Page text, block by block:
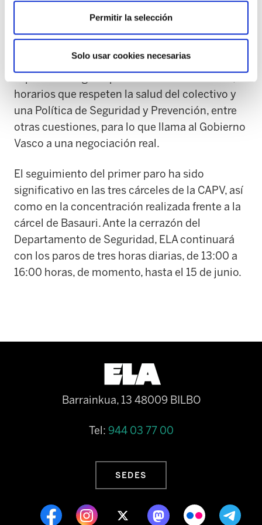
Permitir la selección
Solo usar cookies necesarias
exige la cobertura efectiva de los puestos de
trabajo aprobados, un complemento
horarios que respeten la salud del colectivo y
una Política de Seguridad y Prevención, entre
otras cuestiones, para lo que llama al Gobierno
Vasco a una negociación real.
El seguimiento del primer paro ha sido
significativo en las tres cárceles de la CAPV, así
como en la concentración realizada frente a la
cárcel de Basauri. Ante la cerrazón del
Departamento de Seguridad, ELA continuará
con los paros de tres horas diarias, de 13:00 a
16:00 horas, de momento, hasta el 15 de junio.
Barrainkua, 13 48009 BILBO
Tel: 944 03 77 00
SEDES